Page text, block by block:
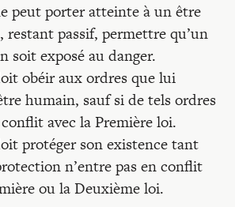
peut porter atteinte à un être
restant passif, permettre qu’un
soit exposé au danger.
obéir aux ordres que lui
humain, sauf si de tels ordres
avec la Première loi.
protéger son existence tant
n’entre pas en conflit
ou la Deuxième loi.